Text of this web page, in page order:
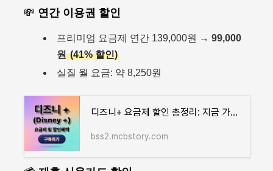
💸 연간 이용권 할인
프리미엄 요금제 연간 139,000원 → 99,000
원 (41% 할인)
실질 월 요금: 약 8,250원
디즈니+ 요금제 할인 총정리: 지금 가입하고 최대 40% 절약하세요
bss2.mcbstory.com